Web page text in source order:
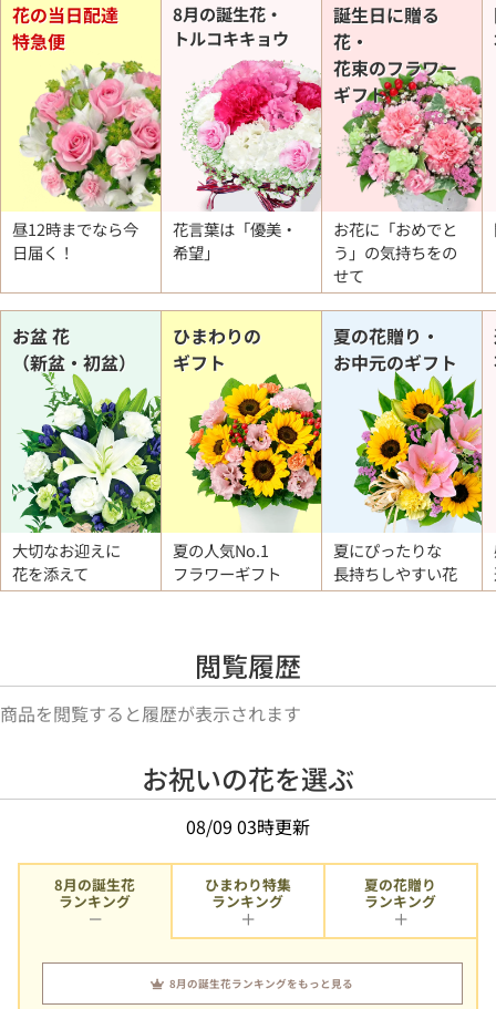
花の当日配達
特急便
昼12時までなら今
日届く！
8月の誕生花・
トルコキキョウ
花言葉は「優美・
希望」
誕生日に贈る
花・
花束のフラワー
ギフト
お花に「おめでと
う」の気持ちをの
せて
お盆 花
（新盆・初盆）
大切なお迎えに
花を添えて
ひまわりの
ギフト
夏の人気No.1
フラワーギフト
夏の花贈り・
お中元のギフト
夏にぴったりな
長持ちしやすい花
閲覧履歴
商品を閲覧すると履歴が表示されます
お祝いの花を選ぶ
08/09 03時更新
8月の誕生花
ランキング
8月の誕生花ランキングをもっと見る
ひまわり特集
ランキング
夏の花贈り
ランキング